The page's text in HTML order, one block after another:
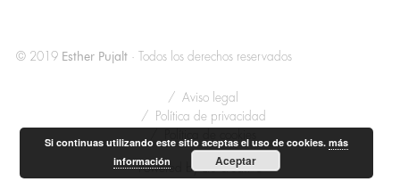
Powered byLío creativo
© 2019 Esther Pujalt· Todos los derechos reservados
Aviso legal
Política de privacidad
Si continuas utilizando este sitio aceptas el uso de cookies.más
información
Aceptar